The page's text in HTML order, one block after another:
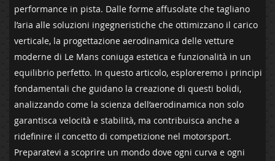
performance in pista. Dalle ⁣forme affusolate ⁣che tagliano⁣
l’aria‌ alle soluzioni ingegneristiche che‍ ottimizzano‌ il carico
⁤verticale, la progettazione aerodinamica delle vetture
moderne di​ Le Mans coniuga⁢ estetica e funzionalità in‍ un
equilibrio ⁣perfetto. In questo articolo,⁤ esploreremo i principi
fondamentali che guidano la‌ creazione ⁢di questi bolidi,
‌analizzando​ come la ‌scienza dell’aerodinamica non solo
garantisca⁢ velocità‍ e stabilità, ‌ma ⁣contribuisca anche a
ridefinire il concetto di⁢ competizione nel motorsport.⁣
Preparatevi a scoprire un mondo dove ⁢ogni curva e ogni